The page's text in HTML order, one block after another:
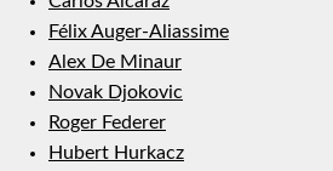
Félix Auger-Aliassime
Alex De Minaur
Novak Djokovic
Roger Federer
Hubert Hurkacz